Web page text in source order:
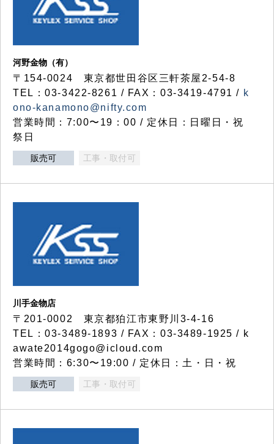
河野金物（有）
〒154-0024 東京都世田谷区三軒茶屋2-54-8
TEL：03-3422-8261 / FAX：03-3419-4791 / k
ono-kanamono@nifty.com
営業時間：7:00〜19：00 / 定休日：日曜日・祝
祭日
販売可 工事・取付可
川手金物店
〒201-0002 東京都狛江市東野川3-4-16
TEL：03-3489-1893 / FAX：03-3489-1925 / k
awate2014gogo@icloud.com
営業時間：6:30〜19:00 / 定休日：土・日・祝
販売可 工事・取付可